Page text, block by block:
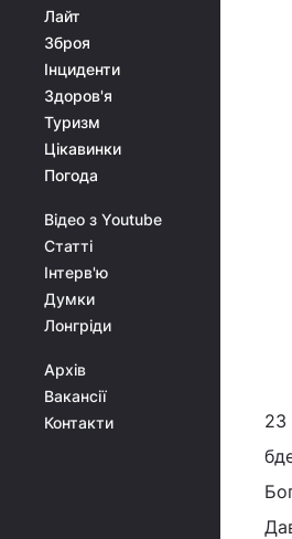
Лайт
Зброя
Інциденти
Здоров'я
Туризм
Цікавинки
Погода
Відео з Youtube
Статті
Інтерв'ю
Думки
Лонгріди
Архів
Вакансії
Контакти
23